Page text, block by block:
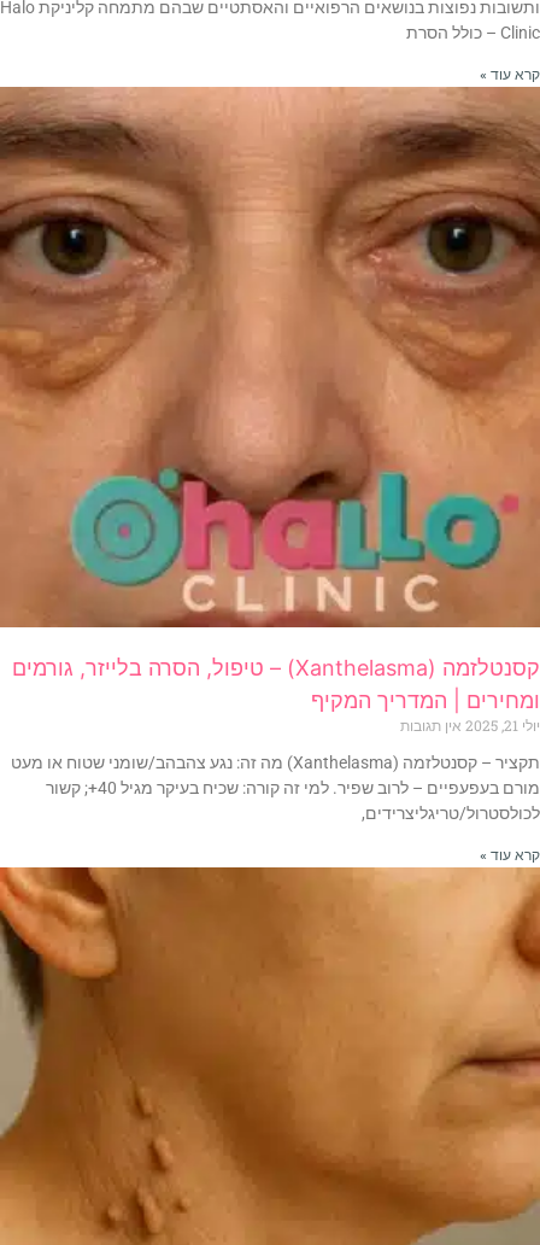
ותשובות נפוצות בנושאים הרפואיים והאסתטיים שבהם מתמחה קליניקת Halo
Clinic – כולל הסרת
קרא עוד »
קסנטלזמה (Xanthelasma) – טיפול, הסרה בלייזר, גורמים
ומחירים | המדריך המקיף
יולי 21, 2025
אין תגובות
תקציר – קסנטלזמה (Xanthelasma) מה זה: נגע צהבהב/שומני שטוח או מעט
מורם בעפעפיים – לרוב שפיר. למי זה קורה: שכיח בעיקר מגיל 40+; קשור
לכולסטרול/טריגליצרידים,
קרא עוד »